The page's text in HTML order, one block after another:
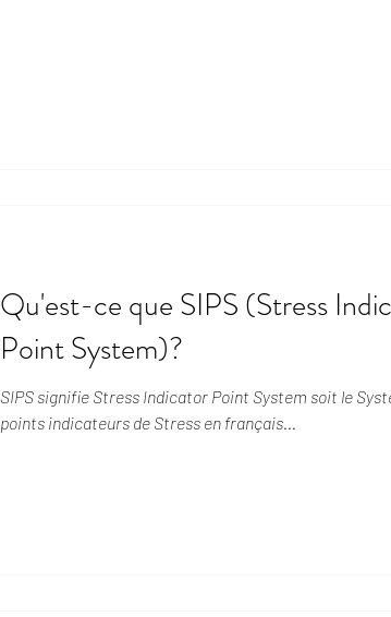
Qu'est-ce que SIPS (Stress
Point System)?
SIPS signifie Stress Indicator Point System soit le
points indicateurs de Stress en français...